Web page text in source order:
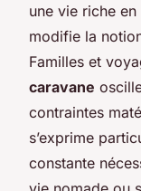
une vie riche
modifie la
Familles et
caravane
contraintes
s’exprime
constante